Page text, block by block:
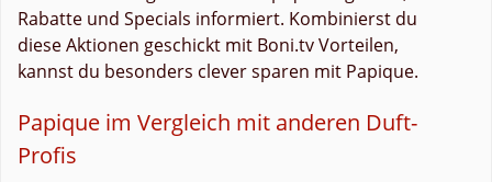
Rabatte und Specials informiert. Kombinierst du
diese Aktionen geschickt mit Boni.tv Vorteilen,
kannst du besonders clever sparen mit Papique.
Papique im Vergleich mit anderen Duft-
Profis